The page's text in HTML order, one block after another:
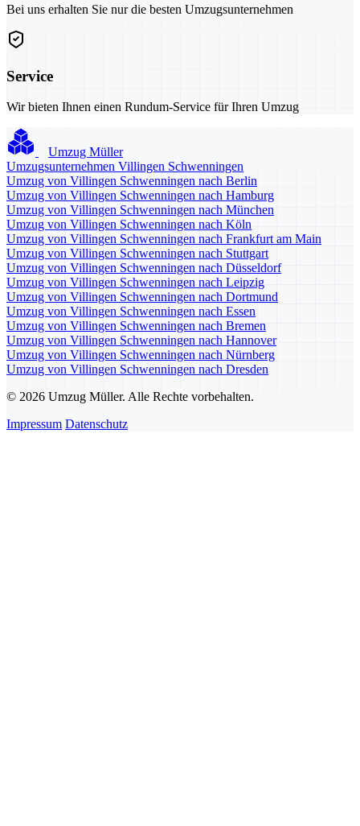
Bei uns erhalten Sie nur die besten Umzugsunternehmen
Service
Wir bieten Ihnen einen Rundum-Service für Ihren Umzug
Umzug Müller
Umzugsunternehmen Villingen Schwenningen
Umzug von Villingen Schwenningen nach Berlin
Umzug von Villingen Schwenningen nach Hamburg
Umzug von Villingen Schwenningen nach München
Umzug von Villingen Schwenningen nach Köln
Umzug von Villingen Schwenningen nach Frankfurt am Main
Umzug von Villingen Schwenningen nach Stuttgart
Umzug von Villingen Schwenningen nach Düsseldorf
Umzug von Villingen Schwenningen nach Leipzig
Umzug von Villingen Schwenningen nach Dortmund
Umzug von Villingen Schwenningen nach Essen
Umzug von Villingen Schwenningen nach Bremen
Umzug von Villingen Schwenningen nach Hannover
Umzug von Villingen Schwenningen nach Nürnberg
Umzug von Villingen Schwenningen nach Dresden
© 2026 Umzug Müller. Alle Rechte vorbehalten.
Impressum Datenschutz